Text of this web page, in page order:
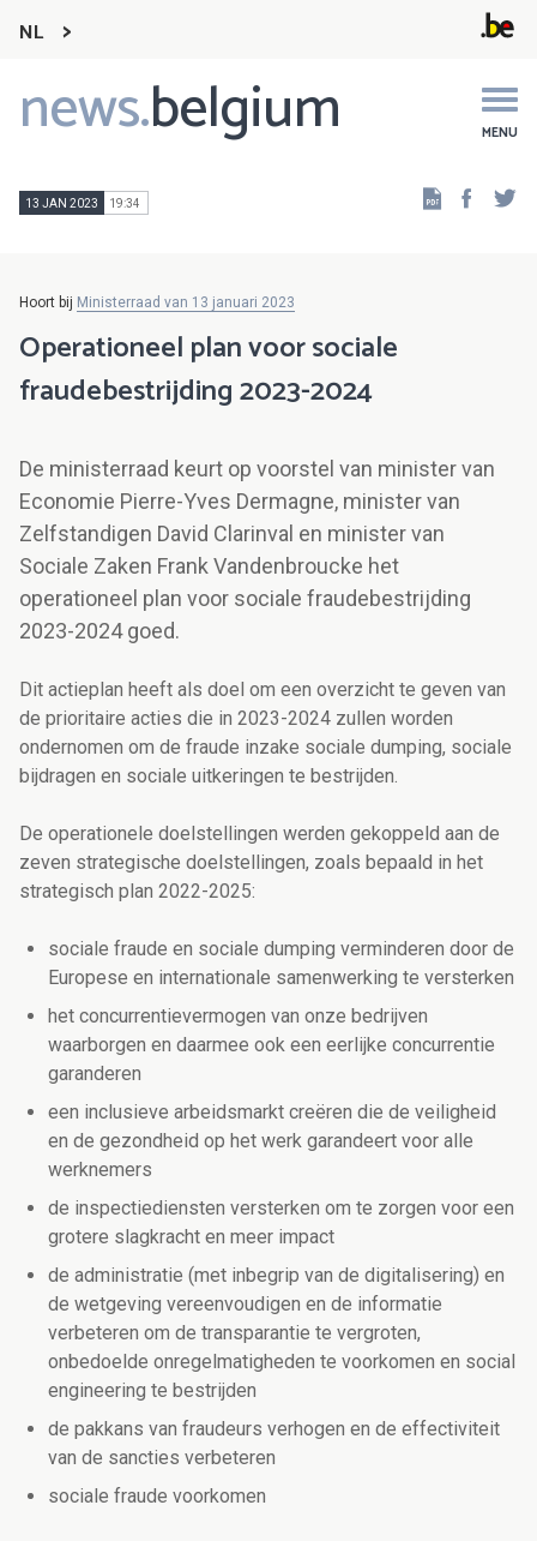
NL
news.belgium MENU
Main
navigation
13 JAN 2023 19:34
Hoort bij Ministerraad van 13 januari 2023
Operationeel plan voor sociale
fraudebestrijding 2023-2024
De ministerraad keurt op voorstel van minister van
Economie Pierre-Yves Dermagne, minister van
Zelfstandigen David Clarinval en minister van
Sociale Zaken Frank Vandenbroucke het
operationeel plan voor sociale fraudebestrijding
2023-2024 goed.
Dit actieplan heeft als doel om een overzicht te geven van
de prioritaire acties die in 2023-2024 zullen worden
ondernomen om de fraude inzake sociale dumping, sociale
bijdragen en sociale uitkeringen te bestrijden.
De operationele doelstellingen werden gekoppeld aan de
zeven strategische doelstellingen, zoals bepaald in het
strategisch plan 2022-2025:
sociale fraude en sociale dumping verminderen door de
Europese en internationale samenwerking te versterken
het concurrentievermogen van onze bedrijven
waarborgen en daarmee ook een eerlijke concurrentie
garanderen
een inclusieve arbeidsmarkt creëren die de veiligheid
en de gezondheid op het werk garandeert voor alle
werknemers
de inspectiediensten versterken om te zorgen voor een
grotere slagkracht en meer impact
de administratie (met inbegrip van de digitalisering) en
de wetgeving vereenvoudigen en de informatie
verbeteren om de transparantie te vergroten,
onbedoelde onregelmatigheden te voorkomen en social
engineering te bestrijden
de pakkans van fraudeurs verhogen en de effectiviteit
van de sancties verbeteren
sociale fraude voorkomen